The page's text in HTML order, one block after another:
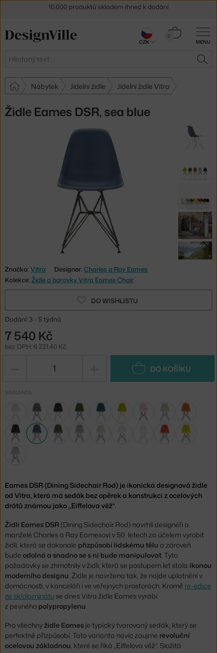
MENU
Hledat
0
Košík
Nábytek Jídelní židle Jídelní židle Vitra
Židle Eames DSR, sea blue
Značka: Vitra Designer: Charles a Ray Eames
Kolekce: Židle a barovky Vitra Eames Chair
DO WISHLISTU
Dodání: 3 - 5 týdnů
7 540 Kč
bez DPH: 6 231,40 Kč
DO KOŠÍKU
VARIANTA
Eames DSR (Dining Sidechair Rod) je ikonická designová židle
od Vitra, která má sedák bez opěrek a konstrukci z ocelových
drátů známou jako „Eiffelova věž“.
Židli Eames DSR (Dining Sidechair Rod) navrhli designéři a
manželé Charles a Ray Eamesovi v 50. letech za účelem vyrobit
židli, která se dokonale přizpůsobí lidskému tělu a zároveň
bude odolná a snadno se s ní bude manipulovat. Tyto
požadavky se zhmotnily v židli, která se postupem let stala ikonou
moderního designu. Židle je navržena tak, že najde uplatnění v
domácnosti, v kanceláři i ve veřejných prostorách. Kromě re-edice
ze sklolaminátu se dnes Vitra židle Eames vyrábí
z pevného polypropylenu.
Pro všechnyžidle Eames je typický tvarovaný sedák, který se
perfektně přizpůsobí. Tato varianta navíc zaujme revoluční
ocelovou základnou, které se říká „Eiffelova věž“. Složitá
30 dní na vrácení zboží
CZK